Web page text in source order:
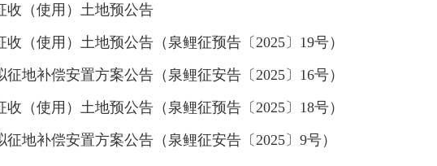
收（使用）土地预公告
（使用）土地预公告（泉鲤征预告〔2025〕19号）
地补偿安置方案公告（泉鲤征安告〔2025〕16号）
（使用）土地预公告（泉鲤征预告〔2025〕18号）
地补偿安置方案公告（泉鲤征安告〔2025〕9号）